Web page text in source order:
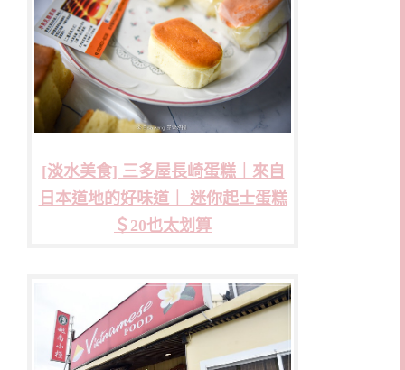
[淡水美食] 三多屋長崎蛋糕｜來自
日本道地的好味道｜ 迷你起士蛋糕
＄20也太划算